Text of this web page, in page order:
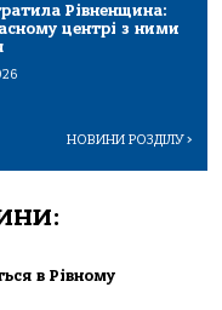
Рівненщина:
центрі з ними
НОВИНИ РОЗДІЛУ>
в Рівному